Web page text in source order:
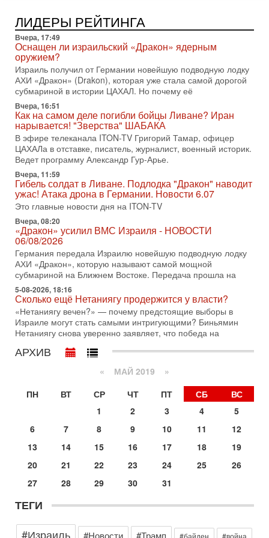
раз?
Голоса русскоязычных репатриантов не раз кардинально
меняли политический ландшафт Израиля. Достаточно
вспомнить взлет партии «Исраэль ба-алия», когда
31-07-2026, 17:00
Тайны закрытых дверей: о чём на самом деле
молчат Трамп и Нетаньяху?
Недавний визит премьер-министра Израиля Биньямина
Нетаньяху в США и его встреча с Дональдом Трампом
оставили больше вопросов, чем ответов. Полная
31-07-2026, 15:18
Иран готовит покушение на Нетаниягу! Трамп не
хочет эскалации, но КСИР готовит взрыв!
В эфире телеканала ITON-TV СЕРГЕЙ МИГДАЛЬ, эксперт
по вопросам безопасности, офицер запаса
Международного управления полиции Израиля, автор
31-07-2026, 09:02
Битва за разоружение ХАМАСа - НОВОСТИ
31/07/2026
Сегодня президент США Дональд Трамп заявил о
достижении исторического соглашения о полном
разоружении ХАМАСа и других вооруженных группировок в
Иран доведет Трампа до крайних мер? Разбор и
оценка от военного обозревателя Давида Шарпа
Ситуация вокруг противостояния Ирана и США накаляется
с каждым днем. Почему Трамп в самый последний момент
отменил решение о нанесении тяжелых ударов
30-07-2026, 16:54
Покупатель авиакомпании «Аркия» намерен
запретить полеты по субботам!
Вокруг возможной продажи авиакомпании «Аркия»
разгорается громкий конфликт.
Трамп готовит удар по Ирану - НОВОСТИ 30/07/2026
возможность масштабной военной операции против Ирана
после ракетной атаки на американскую базу в
Трамп взбешен атакой на базы! Иран играет с огнем.
В эфире телеканала ITON-TV политолог Цви Маген,
АМАН, глава спецслужбы "Натив", ‎Чрезвычайный и
ЛИДЕРЫ РЕЙТИНГА
Вчера, 17:49
Оснащен ли израильский «Дракон» ядерным
оружием?
Израиль получил от Германии новейшую подводную лодку
АХИ «Дракон» (Drakon), которая уже стала самой дорогой
субмариной в истории ЦАХАЛ. Но почему её
Вчера, 16:51
Как на самом деле погибли бойцы Ливане? Иран
нарывается! "Зверства" ШАБАКА
В эфире телеканала ITON-TV Григорий Тамар, офицер
ЦАХАЛа в отставке, писатель, журналист, военный историк.
Ведет программу Александр Гур-Арье.
Вчера, 11:59
Гибель солдат в Ливане. Подлодка "Дракон" наводит
ужас! Атака дрона в Германии. Новости 6.07
Это главные новости дня на ITON-TV
Вчера, 08:20
«Дракон» усилил ВМС Израиля - НОВОСТИ
06/08/2026
Германия передала Израилю новейшую подводную лодку
АХИ «Дракон», которую называют самой мощной
субмариной на Ближнем Востоке. Передача прошла на
5-08-2026, 18:16
Сколько ещё Нетаниягу продержится у власти?
«Нетаниягу вечен?» — почему предстоящие выборы в
Израиле могут стать самыми интригующими? Биньямин
Нетаниягу снова уверенно заявляет, что победа на
АРХИВ
« МАЙ 2019 »
ПН
ВТ СР ЧТ ПТ СБ
ВС
1
2 3 4
5
6
7 8 9 10 11
12
13
14 15 16 17 18
19
20
21 22 23 24 25
26
27
28 29 30 31
ТЕГИ
#Израиль
#Новости #Трамп